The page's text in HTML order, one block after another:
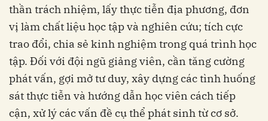
thần trách nhiệm, lấy thực tiễn địa phương, đơn
vị làm chất liệu học tập và nghiên cứu; tích cực
trao đổi, chia sẻ kinh nghiệm trong quá trình học
tập. Đối với đội ngũ giảng viên, cần tăng cường
phát vấn, gợi mở tư duy, xây dựng các tình huống
sát thực tiễn và hướng dẫn học viên cách tiếp
cận, xử lý các vấn đề cụ thể phát sinh từ cơ sở.